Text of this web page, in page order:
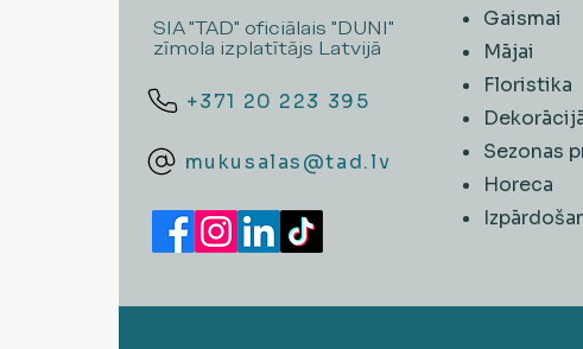
SIA "TAD" oficiālais "DUNI"
zīmola izplatītājs Latvijā
+371 20 223 395
mukusalas@tad.lv
Gaismai
Mājai
Floristika
Sezonas
Horeca